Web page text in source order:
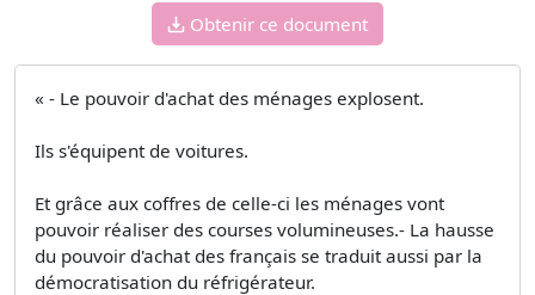
Obtenir ce document
« - Le pouvoir d'achat des ménages explosent.
Ils s'équipent de voitures.
Et grâce aux coffres de celle-ci les ménages vont
pouvoir réaliser des courses volumineuses.- La hausse
du pouvoir d'achat des français se traduit aussi par la
démocratisation du réfrigérateur.